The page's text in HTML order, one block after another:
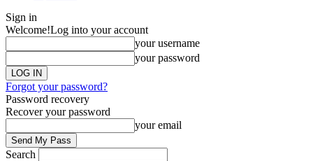
Sign in
Welcome!Log into your account
your username
your password
Forgot your password?
Password recovery
Recover your password
your email
Search